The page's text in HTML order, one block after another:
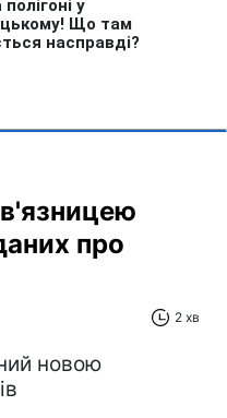
про
2 хв
новою